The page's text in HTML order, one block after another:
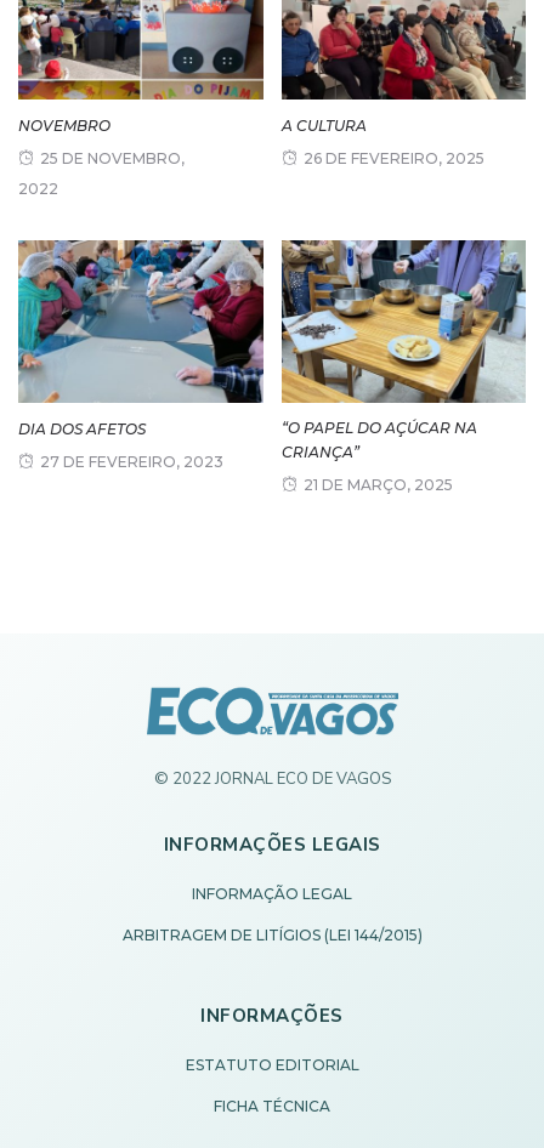
NOVEMBRO
25 DE NOVEMBRO,
2022
A CULTURA
26 DE FEVEREIRO, 2025
DIA DOS AFETOS
27 DE FEVEREIRO, 2023
“O PAPEL DO AÇÚCAR NA
CRIANÇA”
21 DE MARÇO, 2025
© 2022 JORNAL ECO DE VAGOS
INFORMAÇÕES LEGAIS
INFORMAÇÃO LEGAL
ARBITRAGEM DE LITÍGIOS (LEI 144/2015)
INFORMAÇÕES
ESTATUTO EDITORIAL
FICHA TÉCNICA